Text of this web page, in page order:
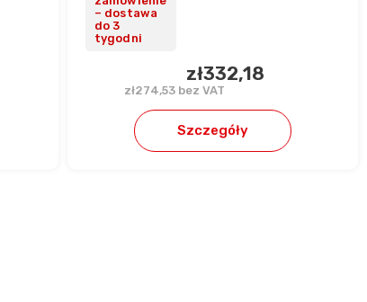
– dostawa
do 3
tygodni
zł274,53 bez VAT
zł332,18
Szczegóły